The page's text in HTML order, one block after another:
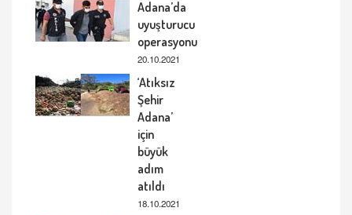
Adana’da
uyuşturucu
operasyonu
20.10.2021
‘Atıksız
Şehir
Adana’
için
büyük
adım
atıldı
18.10.2021